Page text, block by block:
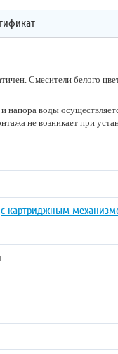
Смесители белого
напора воды
не возникает при
с картриджным